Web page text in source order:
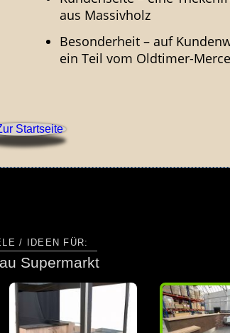
aus Massivholz
Besonderheit – auf
ein Teil vom Oldtimer-
/ IDEEN FÜR:
Supermarkt